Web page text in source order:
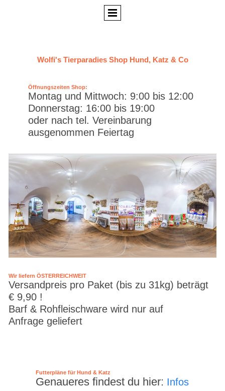
Wolfi's Tierparadies Shop Hund, Katz & Co
Öffnungszeiten Shop:
Montag und Mittwoch: 9:00 bis 12:00
Donnerstag: 16:00 bis 19:00
oder nach tel. Vereinbarung
ausgenommen Feiertag
Wir liefern ÖSTERREICHWEIT
Versandpreis pro Paket (bis zu 31kg) beträgt
€ 9,90 !
Barf & Rohfleischware wird nur auf
Anfrage geliefert
Futterpläne für Hund & Katz
Genaueres findest du hier: Infos